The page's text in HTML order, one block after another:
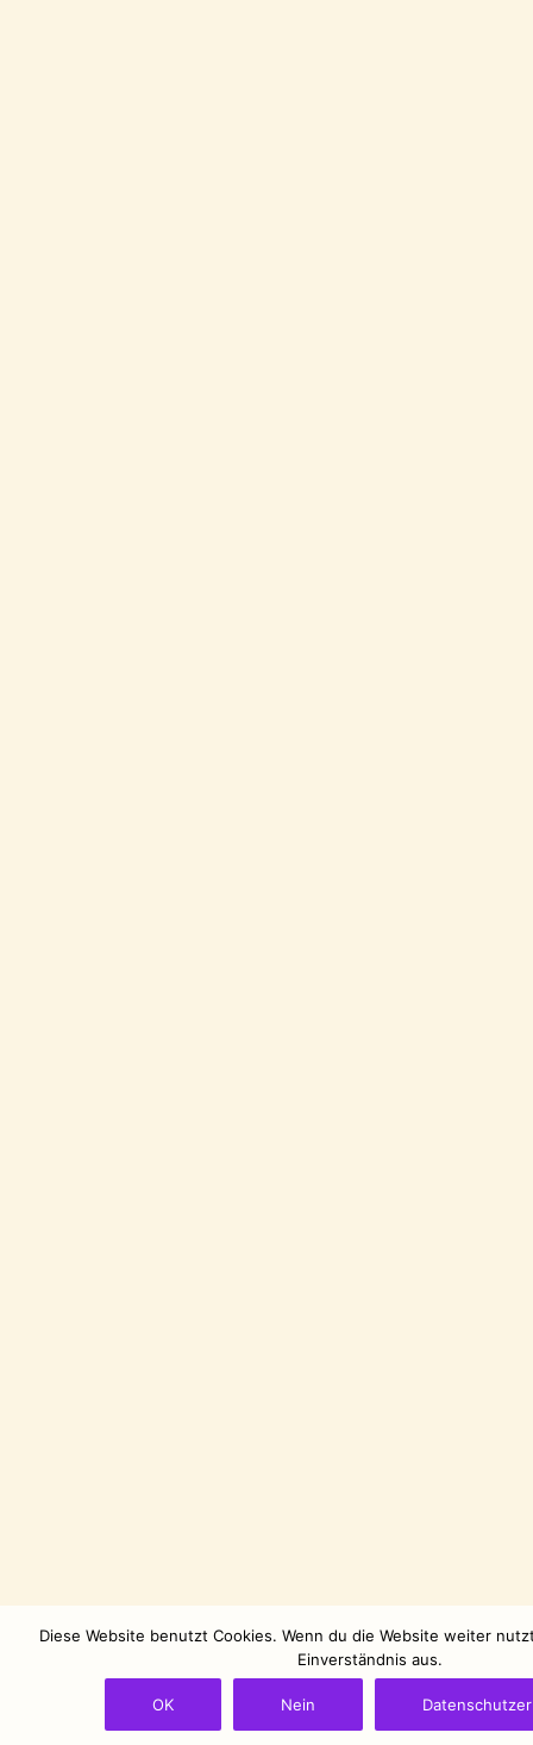
Diese Website benutzt Cookies. Wenn du die Website weiter
Einverständnis aus.
OK Nein